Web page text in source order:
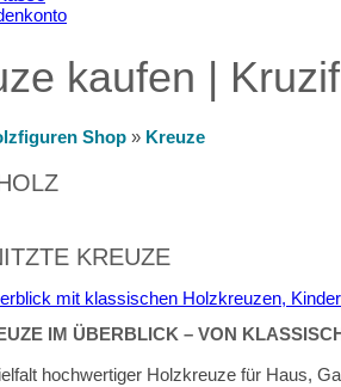
kaufen |
Shop » Kreuze
KREUZE
IM ÜBERBLICK – VON
hochwertiger Holzkreuze für Haus,